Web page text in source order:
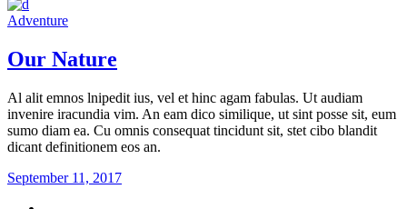
Adventure
Our Nature
Al alit emnos lnipedit ius, vel et hinc agam fabulas. Ut audiam
invenire iracundia vim. An eam dico similique, ut sint posse sit, eum
sumo diam ea. Cu omnis consequat tincidunt sit, stet cibo blandit
dicant definitionem eos an.
September 11, 2017